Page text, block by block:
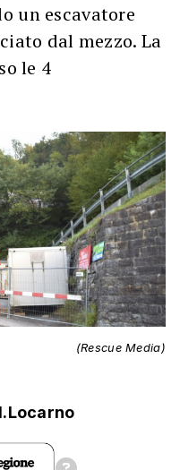
un escavatore
dal mezzo. La
le 4
(Rescue Media)